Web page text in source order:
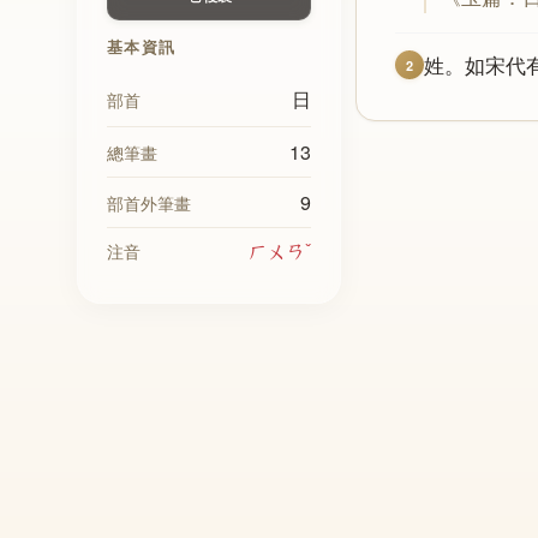
基本資訊
部首 日
總筆畫 13
部首外筆畫 9
注音 ㄏㄨㄢˇ
2 姓。如宋代